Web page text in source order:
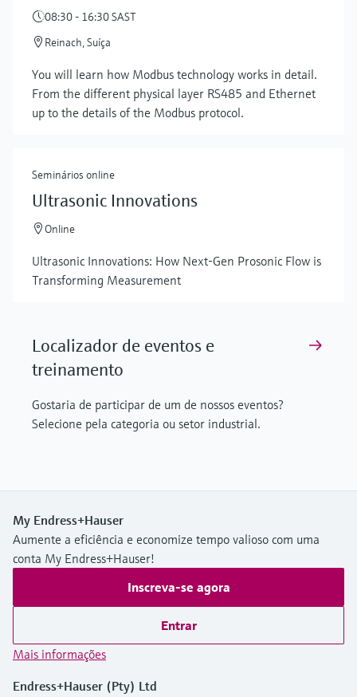
08:30 - 16:30 SAST
Reinach, Suíça
You will learn how Modbus technology works in detail.
From the different physical layer RS485 and Ethernet
up to the details of the Modbus protocol.
Seminários online
Ultrasonic Innovations
Online
Ultrasonic Innovations: How Next-Gen Prosonic Flow is
Transforming Measurement
Localizador de eventos e
treinamento
Gostaria de participar de um de nossos eventos?
Selecione pela categoria ou setor industrial.
My Endress+Hauser
Aumente a eficiência e economize tempo valioso com uma
conta My Endress+Hauser!
Inscreva-se agora
Entrar
Mais informações
Endress+Hauser (Pty) Ltd